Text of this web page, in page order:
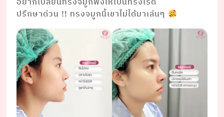
ปรึกษาด่วน !! ทรงจมูกนี้เขาไม่ได้มาเล่นๆ